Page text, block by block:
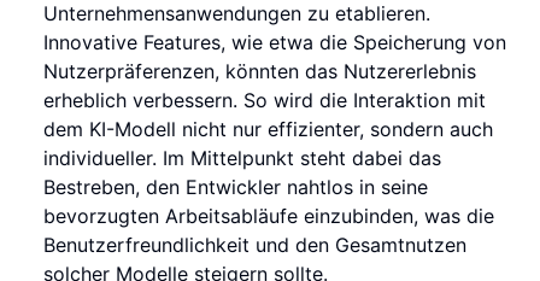
Unternehmensanwendungen zu etablieren.
Innovative Features, wie etwa die Speicherung von
Nutzerpräferenzen, könnten das Nutzererlebnis
erheblich verbessern. So wird die Interaktion mit
dem KI-Modell nicht nur effizienter, sondern auch
individueller. Im Mittelpunkt steht dabei das
Bestreben, den Entwickler nahtlos in seine
bevorzugten Arbeitsabläufe einzubinden, was die
Benutzerfreundlichkeit und den Gesamtnutzen
solcher Modelle steigern sollte.